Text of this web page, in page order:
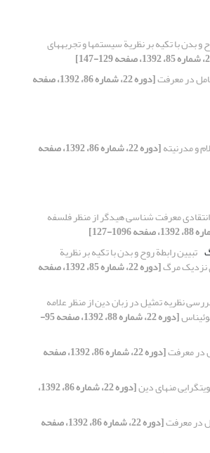
و بدن با تکیه بر نظریة سیستم‏ها و تجربه‏های
در معرفت [دوره 22، شماره 86، 1392، صفحه
و مدرنیته [دوره 22، شماره 86، 1392، صفحه
معرفت شناسی هیدگر از منظر فلسفه
تبیین رابطة روح و بدن با تکیه بر نظریة
نزدیک مرگ [دوره 22، شماره 85، 1392، صفحه
نظریه تمثیل در زبان دین از منظر علامه
[دوره 22، شماره 88، 1392، صفحه 95-
در معرفت [دوره 22، شماره 86، 1392، صفحه
منهای دین [دوره 22، شماره 86، 1392،
در معرفت [دوره 22، شماره 86، 1392، صفحه